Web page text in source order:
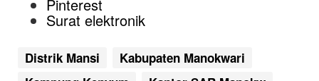
Pinterest
Surat elektronik
Distrik Mansi
Kabupaten Manokwari